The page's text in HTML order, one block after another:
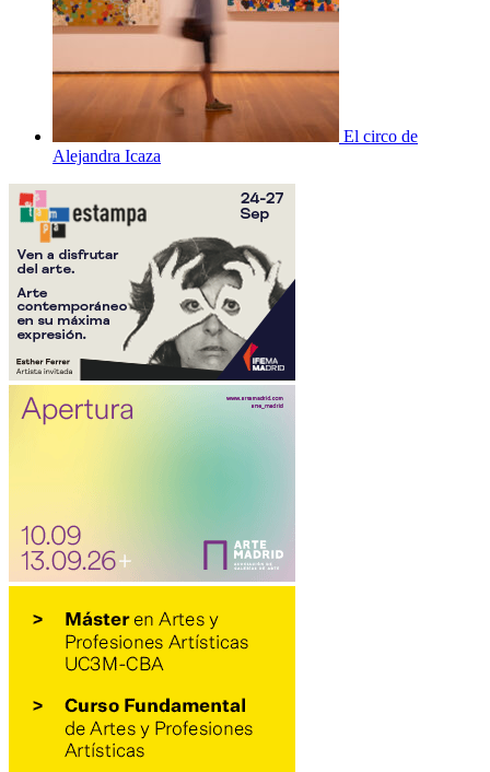
El circo de
Alejandra Icaza